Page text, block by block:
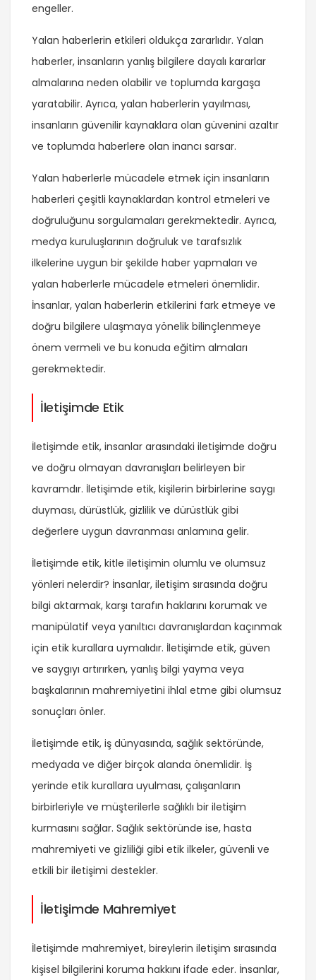
engeller.
Yalan haberlerin etkileri oldukça zararlıdır. Yalan
haberler, insanların yanlış bilgilere dayalı kararlar
almalarına neden olabilir ve toplumda kargaşa
yaratabilir. Ayrıca, yalan haberlerin yayılması,
insanların güvenilir kaynaklara olan güvenini azaltır
ve toplumda haberlere olan inancı sarsar.
Yalan haberlerle mücadele etmek için insanların
haberleri çeşitli kaynaklardan kontrol etmeleri ve
doğruluğunu sorgulamaları gerekmektedir. Ayrıca,
medya kuruluşlarının doğruluk ve tarafsızlık
ilkelerine uygun bir şekilde haber yapmaları ve
yalan haberlerle mücadele etmeleri önemlidir.
İnsanlar, yalan haberlerin etkilerini fark etmeye ve
doğru bilgilere ulaşmaya yönelik bilinçlenmeye
önem vermeli ve bu konuda eğitim almaları
gerekmektedir.
İletişimde Etik
İletişimde etik, insanlar arasındaki iletişimde doğru
ve doğru olmayan davranışları belirleyen bir
kavramdır. İletişimde etik, kişilerin birbirlerine saygı
duyması, dürüstlük, gizlilik ve dürüstlük gibi
değerlere uygun davranması anlamına gelir.
İletişimde etik, kitle iletişimin olumlu ve olumsuz
yönleri nelerdir? İnsanlar, iletişim sırasında doğru
bilgi aktarmak, karşı tarafın haklarını korumak ve
manipülatif veya yanıltıcı davranışlardan kaçınmak
için etik kurallara uymalıdır. İletişimde etik, güven
ve saygıyı artırırken, yanlış bilgi yayma veya
başkalarının mahremiyetini ihlal etme gibi olumsuz
sonuçları önler.
İletişimde etik, iş dünyasında, sağlık sektöründe,
medyada ve diğer birçok alanda önemlidir. İş
yerinde etik kurallara uyulması, çalışanların
birbirleriyle ve müşterilerle sağlıklı bir iletişim
kurmasını sağlar. Sağlık sektöründe ise, hasta
mahremiyeti ve gizliliği gibi etik ilkeler, güvenli ve
etkili bir iletişimi destekler.
İletişimde Mahremiyet
İletişimde mahremiyet, bireylerin iletişim sırasında
kişisel bilgilerini koruma hakkını ifade eder. İnsanlar,